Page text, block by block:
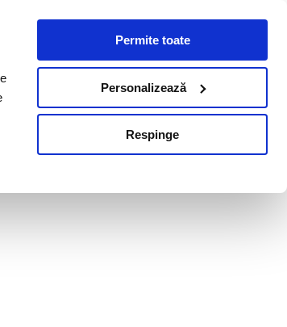
Permite toate
Personalizează
Respinge